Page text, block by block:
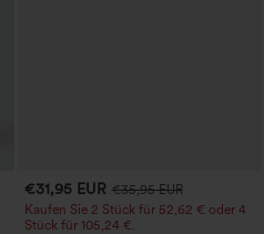
€31,95 EUR €35,95 EUR
Kaufen Sie 2 Stück für 52,62 € oder 4
Stück für 105,24 €.